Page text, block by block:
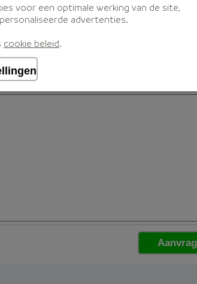
voor een optimale werking van de site,
advertenties.
cookie beleid.